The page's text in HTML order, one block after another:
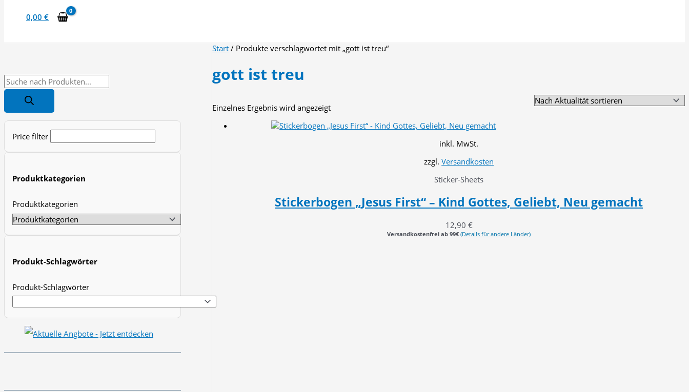
0,00 €
P
o
c
a
Price filter
Produktkategorien
Produktkategorien
Produkt-Schlagwörter
Produkt-Schlagwörter
Start / Produkte verschlagwortet mit „gott ist treu“
gott ist treu
Einzelnes Ergebnis wird angezeigt
inkl. MwSt.
zzgl.Versandkosten
Sticker-Sheets
Stickerbogen „Jesus First“ – Kind Gottes, Geliebt, Neu gemacht
12,90 €
Versandkostenfrei ab 99€ (Details für andere Länder)